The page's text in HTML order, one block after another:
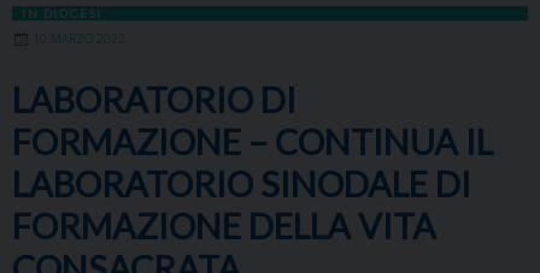
IN DIOCESI
10 MARZO 2022
LABORATORIO DI
FORMAZIONE – CONTINUA IL
LABORATORIO SINODALE DI
FORMAZIONE DELLA VITA